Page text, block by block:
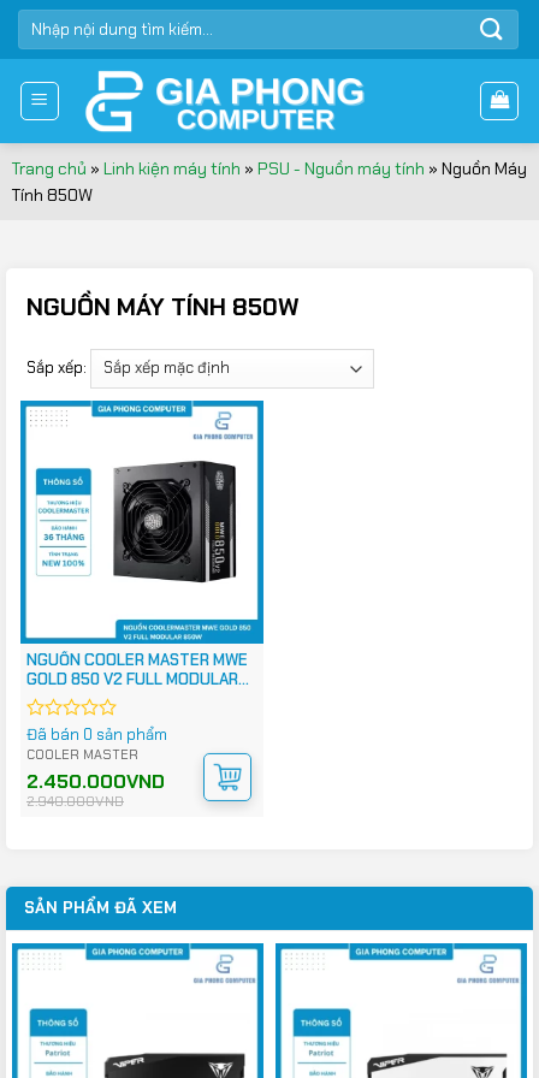
Bỏ
qua
dung
TÌM
KIẾM:
Trang chủ » Linh kiện máy tính » PSU - Nguồn máy tính » Nguồn Máy
Tính 850W
NGUỒN MÁY TÍNH 850W
Sắp xếp:
NGUỒN COOLER MASTER MWE
GOLD 850 V2 FULL MODULAR
850W
Được
xếp
0
5
Đã bán 0 sản phẩm
COOLER MASTER
2.940.000VND
Giá
gốc
là:
2.450.000VND
Giá
hiện
tại
SẢN PHẨM ĐÃ XEM